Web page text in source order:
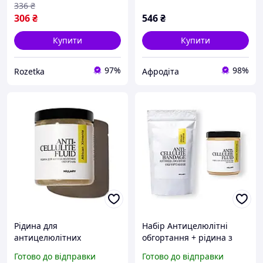
ефектом
(2314911645808/48231166
00270)
306₴
336 ₴
Купити
Rozetka 97%
546₴
Купити
Афродіта 98%
Рідина для
антицелюлітних
Готово до відправки
Набір Антицелюлітні
обгортання + рідина з
Готово до відправки